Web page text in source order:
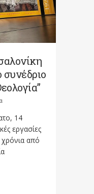
συνέδριο
14
εργασίες
από